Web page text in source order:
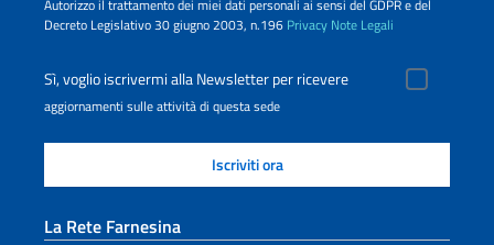
Autorizzo il trattamento dei miei dati personali ai sensi del GDPR e del
Decreto Legislativo 30 giugno 2003, n.196 Privacy Note Legali
Sì, voglio iscrivermi alla Newsletter per ricevere
aggiornamenti sulle attività di questa sede
La Rete Farnesina